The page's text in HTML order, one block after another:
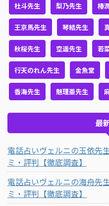
杜斗先生 梨乃先生 椿
王京馬先生 琴結先生
秋桜先生 空遥先生 若
行天のれん先生 金魚堂
香海先生 魅理亜先生
最
電話占いヴェルニの玉依先
ミ・評判【徹底調査】
電話占いヴェルニの海舟先
ミ・評判【徹底調査】